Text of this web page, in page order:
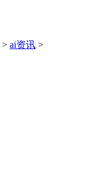
> ai资讯 >